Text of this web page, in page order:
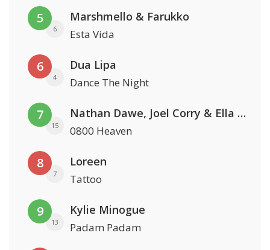
5
6
Marshmello & Farukko
Esta Vida
6
4
Dua Lipa
Dance The Night
7
15
Nathan Dawe, Joel Corry & Ella Henderson
0800 Heaven
8
7
Loreen
Tattoo
9
13
Kylie Minogue
Padam Padam